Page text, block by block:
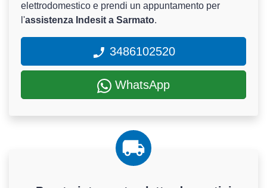
elettrodomestico e prendi un appuntamento per
l'assistenza Indesit a Sarmato.
3486102520
WhatsApp